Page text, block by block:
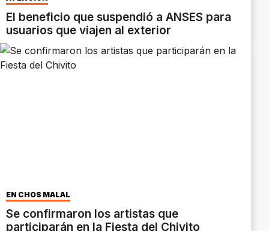
El beneficio que suspendió a ANSES para
usuarios que viajen al exterior
EN CHOS MALAL
Se confirmaron los artistas que
participarán en la Fiesta del Chivito